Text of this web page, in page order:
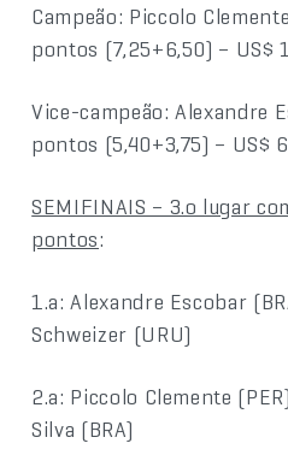
Campeão: Piccolo
pontos (7,25+6,50) – US$
Vice-campeão: Alexandre
pontos (5,40+3,75) – US$
SEMIFINAIS – 3.o lugar
pontos:
1.a: Alexandre Escobar
Schweizer (URU)
2.a: Piccolo Clemente
Silva (BRA)